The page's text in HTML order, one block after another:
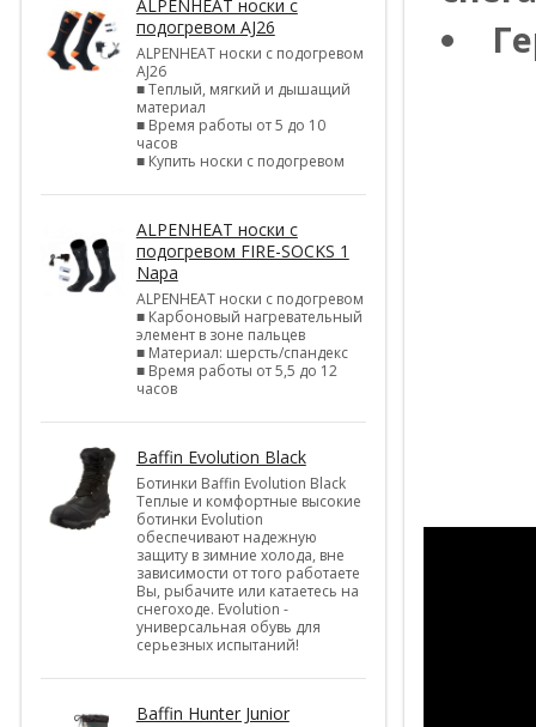
ALPENHEAT носки с
подогревом AJ26
ALPENHEAT носки с подогревом
AJ26
■ Теплый, мягкий и дышащий
материал
■ Время работы от 5 до 10
часов
■ Купить носки с подогревом
ALPENHEAT носки с
подогревом FIRE-SOCKS 1
Napa
ALPENHEAT носки с подогревом
■ Карбоновый нагревательный
элемент в зоне пальцев
■ Материал: шерсть/спандекс
■ Время работы от 5,5 до 12
часов
Baffin Evolution Black
Ботинки Baffin Evolution Black
Теплые и комфортные высокие
ботинки Evolution
обеспечивают надежную
защиту в зимние холода, вне
зависимости от того работаете
Вы, рыбачите или катаетесь на
снегоходе. Evolution -
универсальная обувь для
серьезных испытаний!
Baffin Hunter Junior